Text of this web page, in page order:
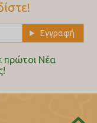
πρώτοι Nέα